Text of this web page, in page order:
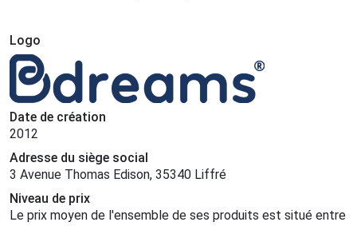
Logo
Date de création
2012
Adresse du siège social
3 Avenue Thomas Edison, 35340 Liffré
Niveau de prix
Le prix moyen de l'ensemble de ses produits est situé entre